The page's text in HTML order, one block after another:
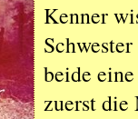
Kenner
beide
zuerst die